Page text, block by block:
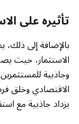
تأثيره على
بالإضافة إلى
الاستثمار، حيث
وجاذبية
الاقتصادي وخلق
يزداد جاذبية مع